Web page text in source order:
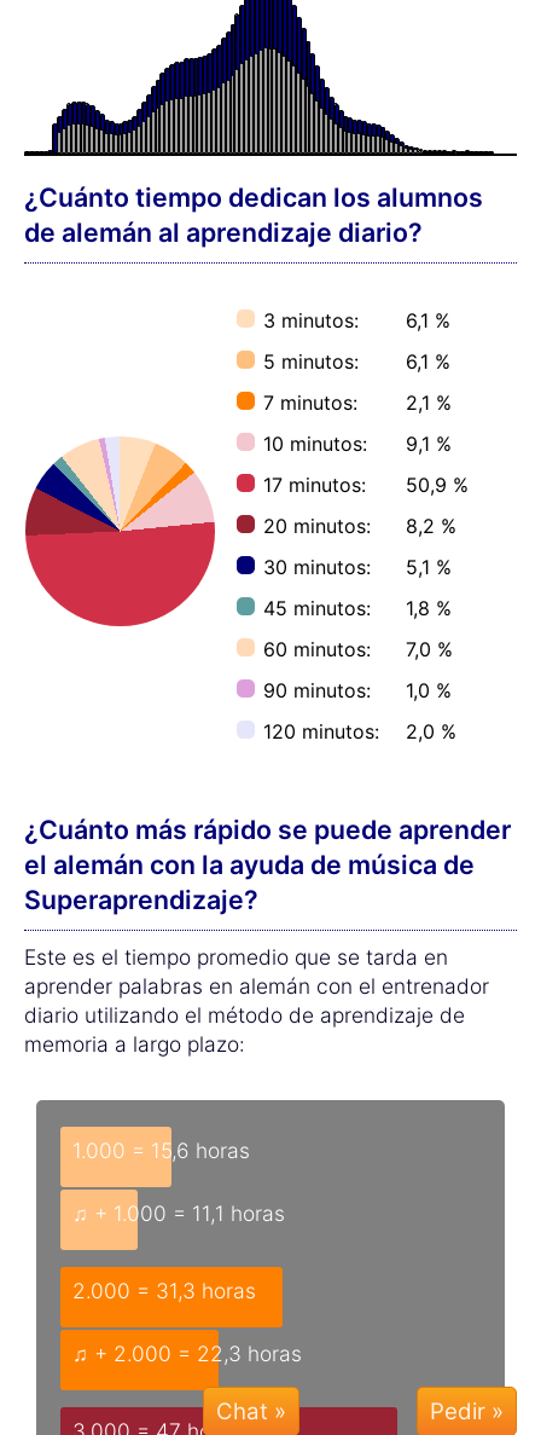
¿Cuánto tiempo dedican los alumnos
de alemán al aprendizaje diario?
3 minutos:
6,1 %
5 minutos:
6,1 %
7 minutos:
2,1 %
10 minutos:
9,1 %
17 minutos:
50,9 %
20 minutos:
8,2 %
30 minutos:
5,1 %
45 minutos:
1,8 %
60 minutos:
7,0 %
90 minutos:
1,0 %
120 minutos:
2,0 %
¿Cuánto más rápido se puede aprender
el alemán con la ayuda de música de
Superaprendizaje?
Este es el tiempo promedio que se tarda en
aprender palabras en alemán con el entrenador
diario utilizando el método de aprendizaje de
memoria a largo plazo:
1.000 = 15,6 horas
♫ + 1.000 = 11,1 horas
2.000 = 31,3 horas
♫ + 2.000 = 22,3 horas
Chat »